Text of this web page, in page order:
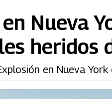
Nueva
heridos
en Nueva